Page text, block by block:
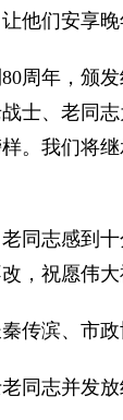
他们安享晚
年，颁发
士、老同
。我们将
志感到十
，祝愿伟
滨、市政
同志并发